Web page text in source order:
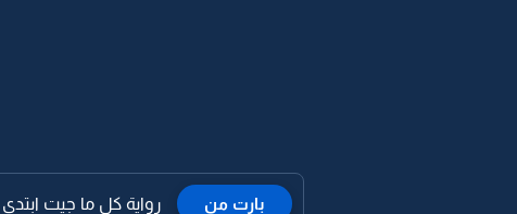
بارت من رواية كل ما جيت ابتدي